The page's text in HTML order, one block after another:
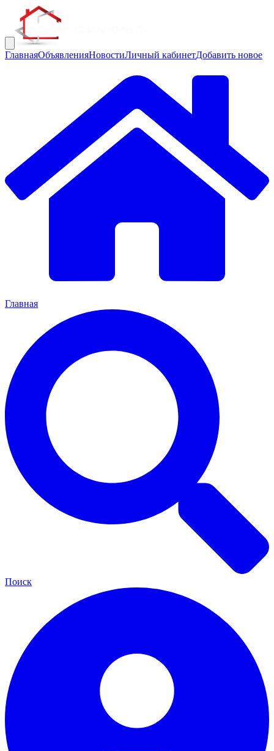
ГлавнаяОбъявленияНовостиЛичный кабинетДобавить новое
Главная
Поиск